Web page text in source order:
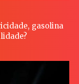
gasolina